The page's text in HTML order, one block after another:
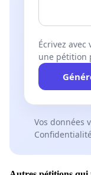
Écrivez avec
une pétition
Vos données